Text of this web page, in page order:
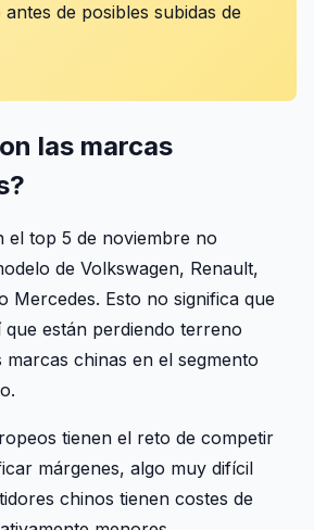
de posibles subidas de
las marcas
el top 5 de noviembre no
de Volkswagen, Renault,
Mercedes. Esto no significa que
están perdiendo terreno
chinas en el segmento
tienen el reto de competir
márgenes, algo muy difícil
chinos tienen costes de